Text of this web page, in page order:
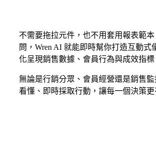
從提問到專
表，只要幾
不需要拖拉元件，也不用套用報表範
問，Wren AI 就能即時幫你打造互動式
化呈現銷售數據、會員行為與成效指標
無論是行銷分眾、會員經營還是銷售
看懂、即時採取行動，讓每一個決策更